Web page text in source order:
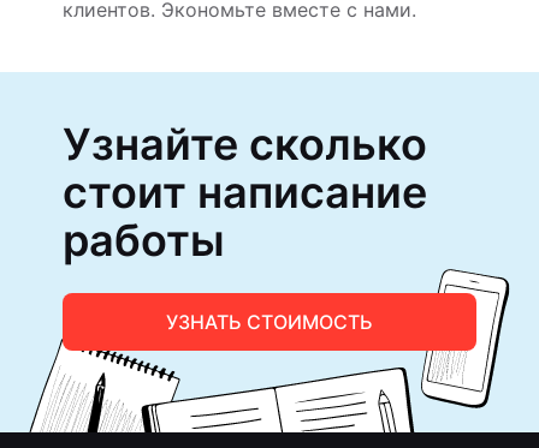
клиентов. Экономьте вместе с нами.
Узнайте сколько
стоит написание
работы
УЗНАТЬ СТОИМОСТЬ